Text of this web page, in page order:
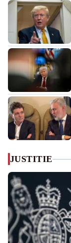
JUSTITIE